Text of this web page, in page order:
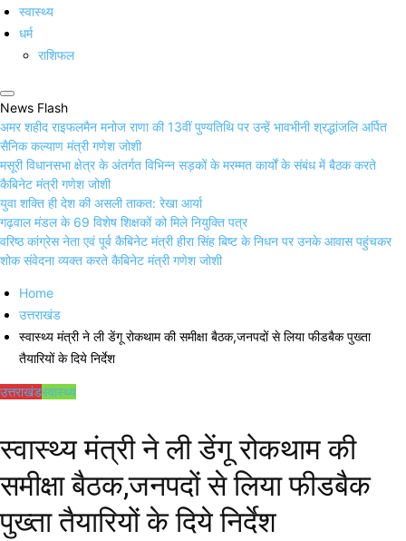
स्वास्थ्य
धर्म
राशिफल
News Flash
अमर शहीद राइफलमैन मनोज राणा की 13वीं पुण्यतिथि पर उन्हें भावभीनी श्रद्धांजलि अर्पित
सैनिक कल्याण मंत्री गणेश जोशी
मसूरी विधानसभा क्षेत्र के अंतर्गत विभिन्न सड़कों के मरम्मत कार्यों के संबंध में बैठक करते
कैबिनेट मंत्री गणेश जोशी
युवा शक्ति ही देश की असली ताकत: रेखा आर्या
गढ़वाल मंडल के 69 विशेष शिक्षकों को मिले नियुक्ति पत्र
वरिष्ठ कांग्रेस नेता एवं पूर्व कैबिनेट मंत्री हीरा सिंह बिष्ट के निधन पर उनके आवास पहुंचकर
शोक संवेदना व्यक्त करते कैबिनेट मंत्री गणेश जोशी
Home
उत्तराखंड
स्वास्थ्य मंत्री ने ली डेंगू रोकथाम की समीक्षा बैठक,जनपदों से लिया फीडबैक पुख्ता
तैयारियों के दिये निर्देश
उत्तराखंडस्वास्थ्य
स्वास्थ्य मंत्री ने ली डेंगू रोकथाम की
समीक्षा बैठक,जनपदों से लिया फीडबैक
पुख्ता तैयारियों के दिये निर्देश